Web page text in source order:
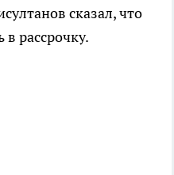
сказал, что
рассрочку.